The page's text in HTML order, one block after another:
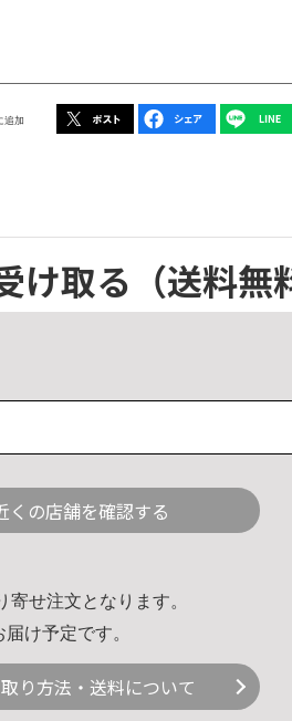
追加
け取る （送料無
くの店舗を確認する
寄せ注文となります。
け予定です。
り方法・送料について